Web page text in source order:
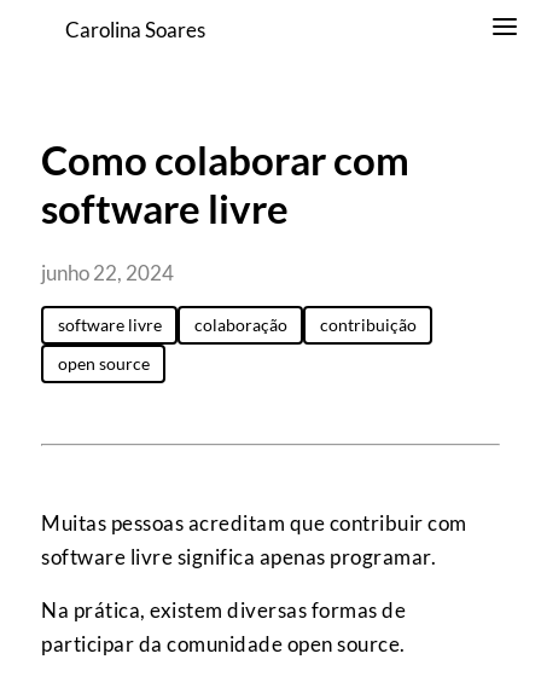
Carolina Soares
Como colaborar com
software livre
junho 22, 2024
software livre colaboração
contribuição
open source
Muitas pessoas acreditam que contribuir com
software livre significa apenas programar.
Na prática, existem diversas formas de
participar da comunidade open source.